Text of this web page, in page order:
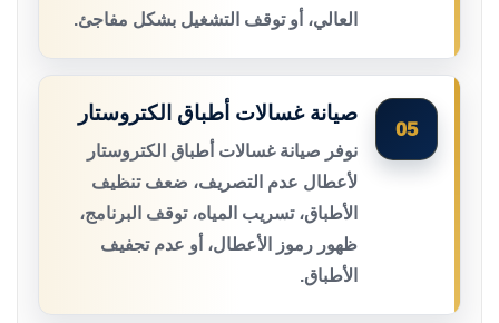
العالي، أو توقف التشغيل بشكل مفاجئ.
05
صيانة غسالات أطباق الكتروستار
نوفر صيانة غسالات أطباق الكتروستار
لأعطال عدم التصريف، ضعف تنظيف
الأطباق، تسريب المياه، توقف البرنامج،
ظهور رموز الأعطال، أو عدم تجفيف
الأطباق.